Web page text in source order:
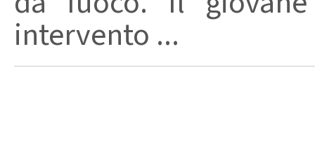
intervento ...